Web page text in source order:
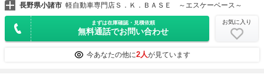
長野県小諸市 軽自動車専門店Ｓ．Ｋ．ＢＡＳＥ ～エスケーベース～
まずは在庫確認・見積依頼
無料通話でお問い合わせ
お気に入り
今あなたの他に2人が見ています